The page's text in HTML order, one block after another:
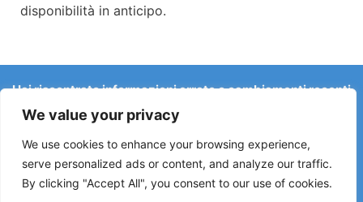
We value your privacy
We use cookies to enhance your browsing experience,
serve personalized ads or content, and analyze our traffic.
By clicking "Accept All", you consent to our use of cookies.
disponibilità in anticipo.
Hai riscontrato informazioni errate o cambiamenti recenti
Le segnalazioni su ostelli chiusi, allagamenti, deviazioni,
lavori stradali o altri cambiamenti aiutano a mantenere la
guida aggiornata.